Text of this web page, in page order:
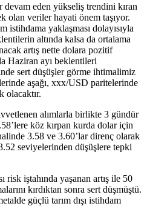
eden yükseliş trendini kıran
olan veriler hayati önem taşıyor.
istihdama yaklaşması dolayısıyla
altında kalsa da ortalama
artış nette dolara pozitif
Haziran ayı beklentileri
sert düşüşler görme ihtimalimiz
aşağı, xxx/USD paritelerinde
olacaktır.
alımlarla birlikte 3 gündür
köz kırpan kurda dolar için
3.58 ve 3.60’lar direnç olarak
seviyelerinden düşüşlere tepki
risk iştahında yaşanan artış ile 50
kırdıktan sonra sert düşmüştü.
güçlü tarım dışı istihdam